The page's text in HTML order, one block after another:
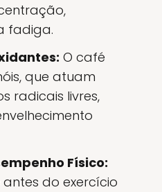
fadiga.
O café
que atuam
radicais livres,
Físico:
do exercício